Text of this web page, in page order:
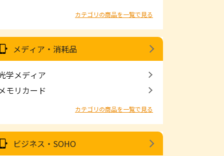
カテゴリの商品を一覧で見る
メディア・消耗品
学メディア
モリカード
カテゴリの商品を一覧で見る
ビジネス・SOHO